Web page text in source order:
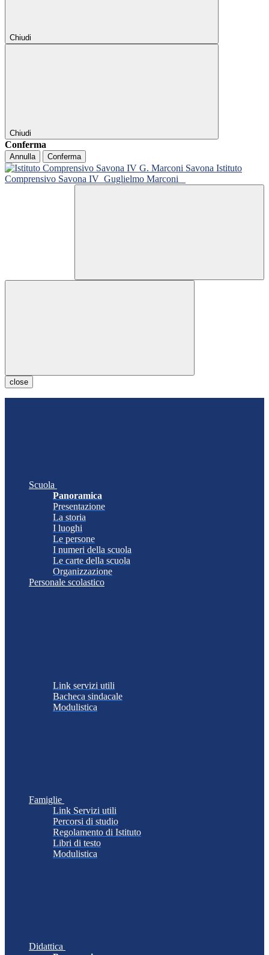
Chiudi
Chiudi
Conferma
Annulla Conferma
Istituto
Comprensivo Savona IV Guglielmo Marconi
close
Scuola
Panoramica
Presentazione
La storia
I luoghi
Le persone
I numeri della scuola
Le carte della scuola
Organizzazione
Personale scolastico
Link servizi utili
Bacheca sindacale
Modulistica
Famiglie
Link Servizi utili
Percorsi di studio
Regolamento di Istituto
Libri di testo
Modulistica
Didattica